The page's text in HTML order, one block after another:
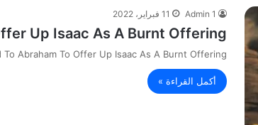
Admin 1 11 فبراير، 2022
Up Isaac As A Burnt Offering
To Abraham To Offer Up Isaac As A Burnt Offering
أكمل القراءة »